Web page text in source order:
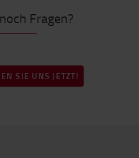
Fragen?
SIE UNS JETZT!